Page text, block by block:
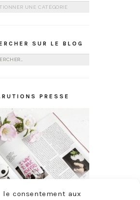
le consentement aux
SUR LE BLOG
:
PRESSE